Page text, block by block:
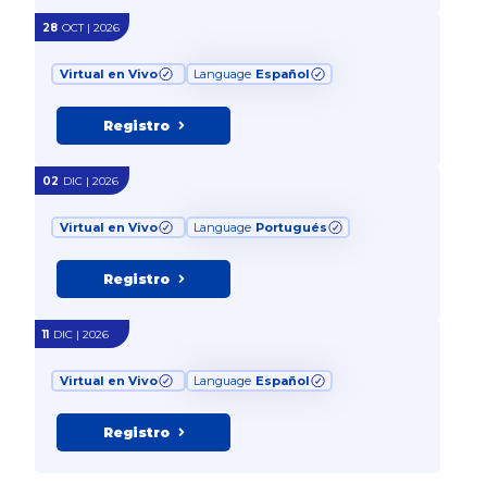
28 OCT | 2026
Virtual en Vivo Language Español
Registro
02 DIC | 2026
Virtual en Vivo Language Portugués
Registro
11 DIC | 2026
Virtual en Vivo Language Español
Registro